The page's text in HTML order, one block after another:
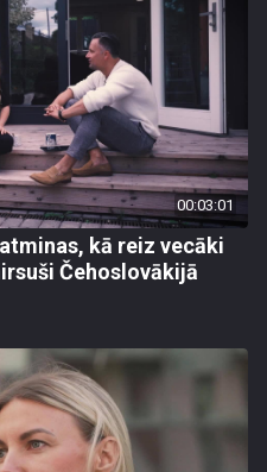
00:03:01
kā reiz vecāki
Čehoslovākijā